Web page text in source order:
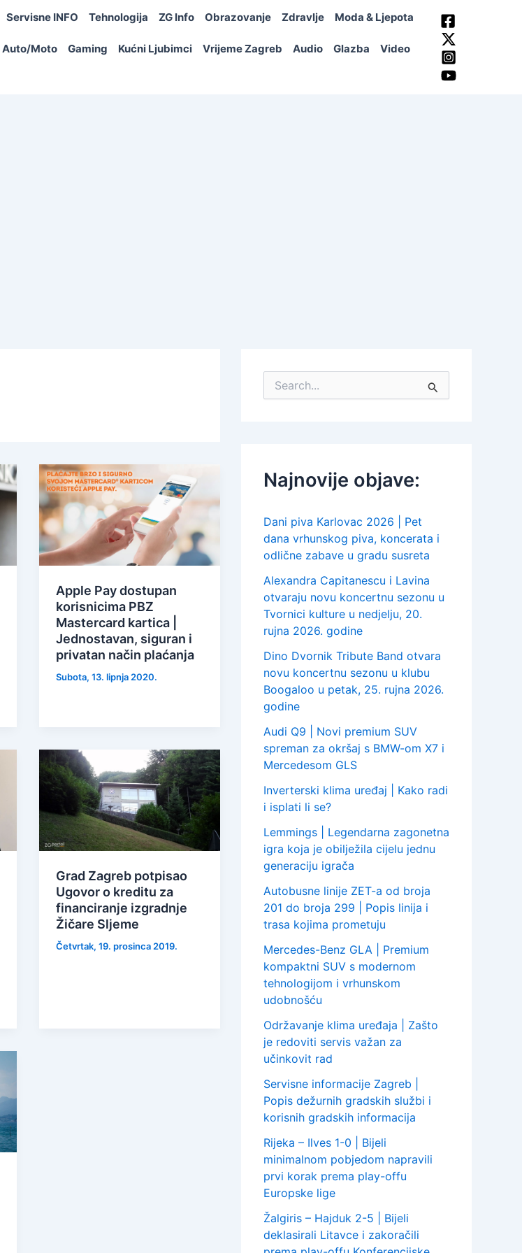
Servisne INFO Tehnologija ZG Info Obrazovanje Zdravlje Moda & Ljepota
Auto/Moto Gaming Kućni Ljubimci Vrijeme Zagreb Audio Glazba Video
Apple Pay dostupan
korisnicima PBZ
Mastercard kartica |
Jednostavan, siguran i
privatan način plaćanja
Subota, 13. lipnja 2020.
Grad Zagreb potpisao
Ugovor o kreditu za
financiranje izgradnje
Žičare Sljeme
Četvrtak, 19. prosinca 2019.
o
rNajnovije objave:
Dani piva Karlovac 2026 | Pet
dana vrhunskog piva, koncerata i
odlične zabave u gradu susreta
Alexandra Capitanescu i Lavina
otvaraju novu koncertnu sezonu u
Tvornici kulture u nedjelju, 20.
rujna 2026. godine
Dino Dvornik Tribute Band otvara
novu koncertnu sezonu u klubu
Boogaloo u petak, 25. rujna 2026.
godine
Audi Q9 | Novi premium SUV
spreman za okršaj s BMW-om X7 i
Mercedesom GLS
Inverterski klima uređaj | Kako radi
i isplati li se?
Lemmings | Legendarna zagonetna
igra koja je obilježila cijelu jednu
generaciju igrača
Autobusne linije ZET-a od broja
201 do broja 299 | Popis linija i
trasa kojima prometuju
Mercedes-Benz GLA | Premium
kompaktni SUV s modernom
tehnologijom i vrhunskom
udobnošću
Održavanje klima uređaja | Zašto
je redoviti servis važan za
učinkovit rad
Servisne informacije Zagreb |
Popis dežurnih gradskih službi i
korisnih gradskih informacija
Rijeka – Ilves 1-0 | Bijeli
minimalnom pobjedom napravili
prvi korak prema play-offu
Europske lige
Žalgiris – Hajduk 2-5 | Bijeli
deklasirali Litavce i zakoračili